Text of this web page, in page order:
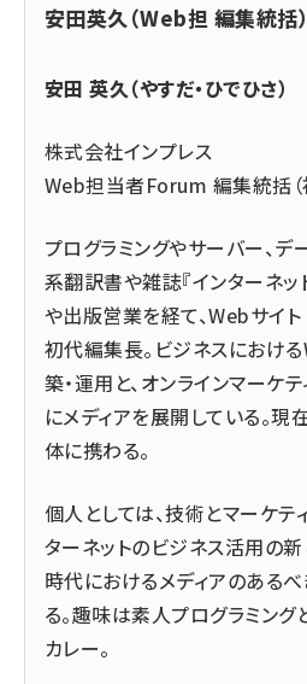
安田英久（Web担 編集統括）
安田 英久（やすだ・ひでひさ）
株式会社インプレス
Web担当者Forum 編集統括（
プログラミングやサーバー、
系翻訳書や雑誌『インターネッ
や出版営業を経て、Webサイ
初代編集長。ビジネスにおけ
築・運用と、オンラインマーケ
にメディアを展開している。
体に携わる。
個人としては、技術とマーケテ
ターネットのビジネス活用の新
時代におけるメディアのある
る。趣味は素人プログラミン
カレー。